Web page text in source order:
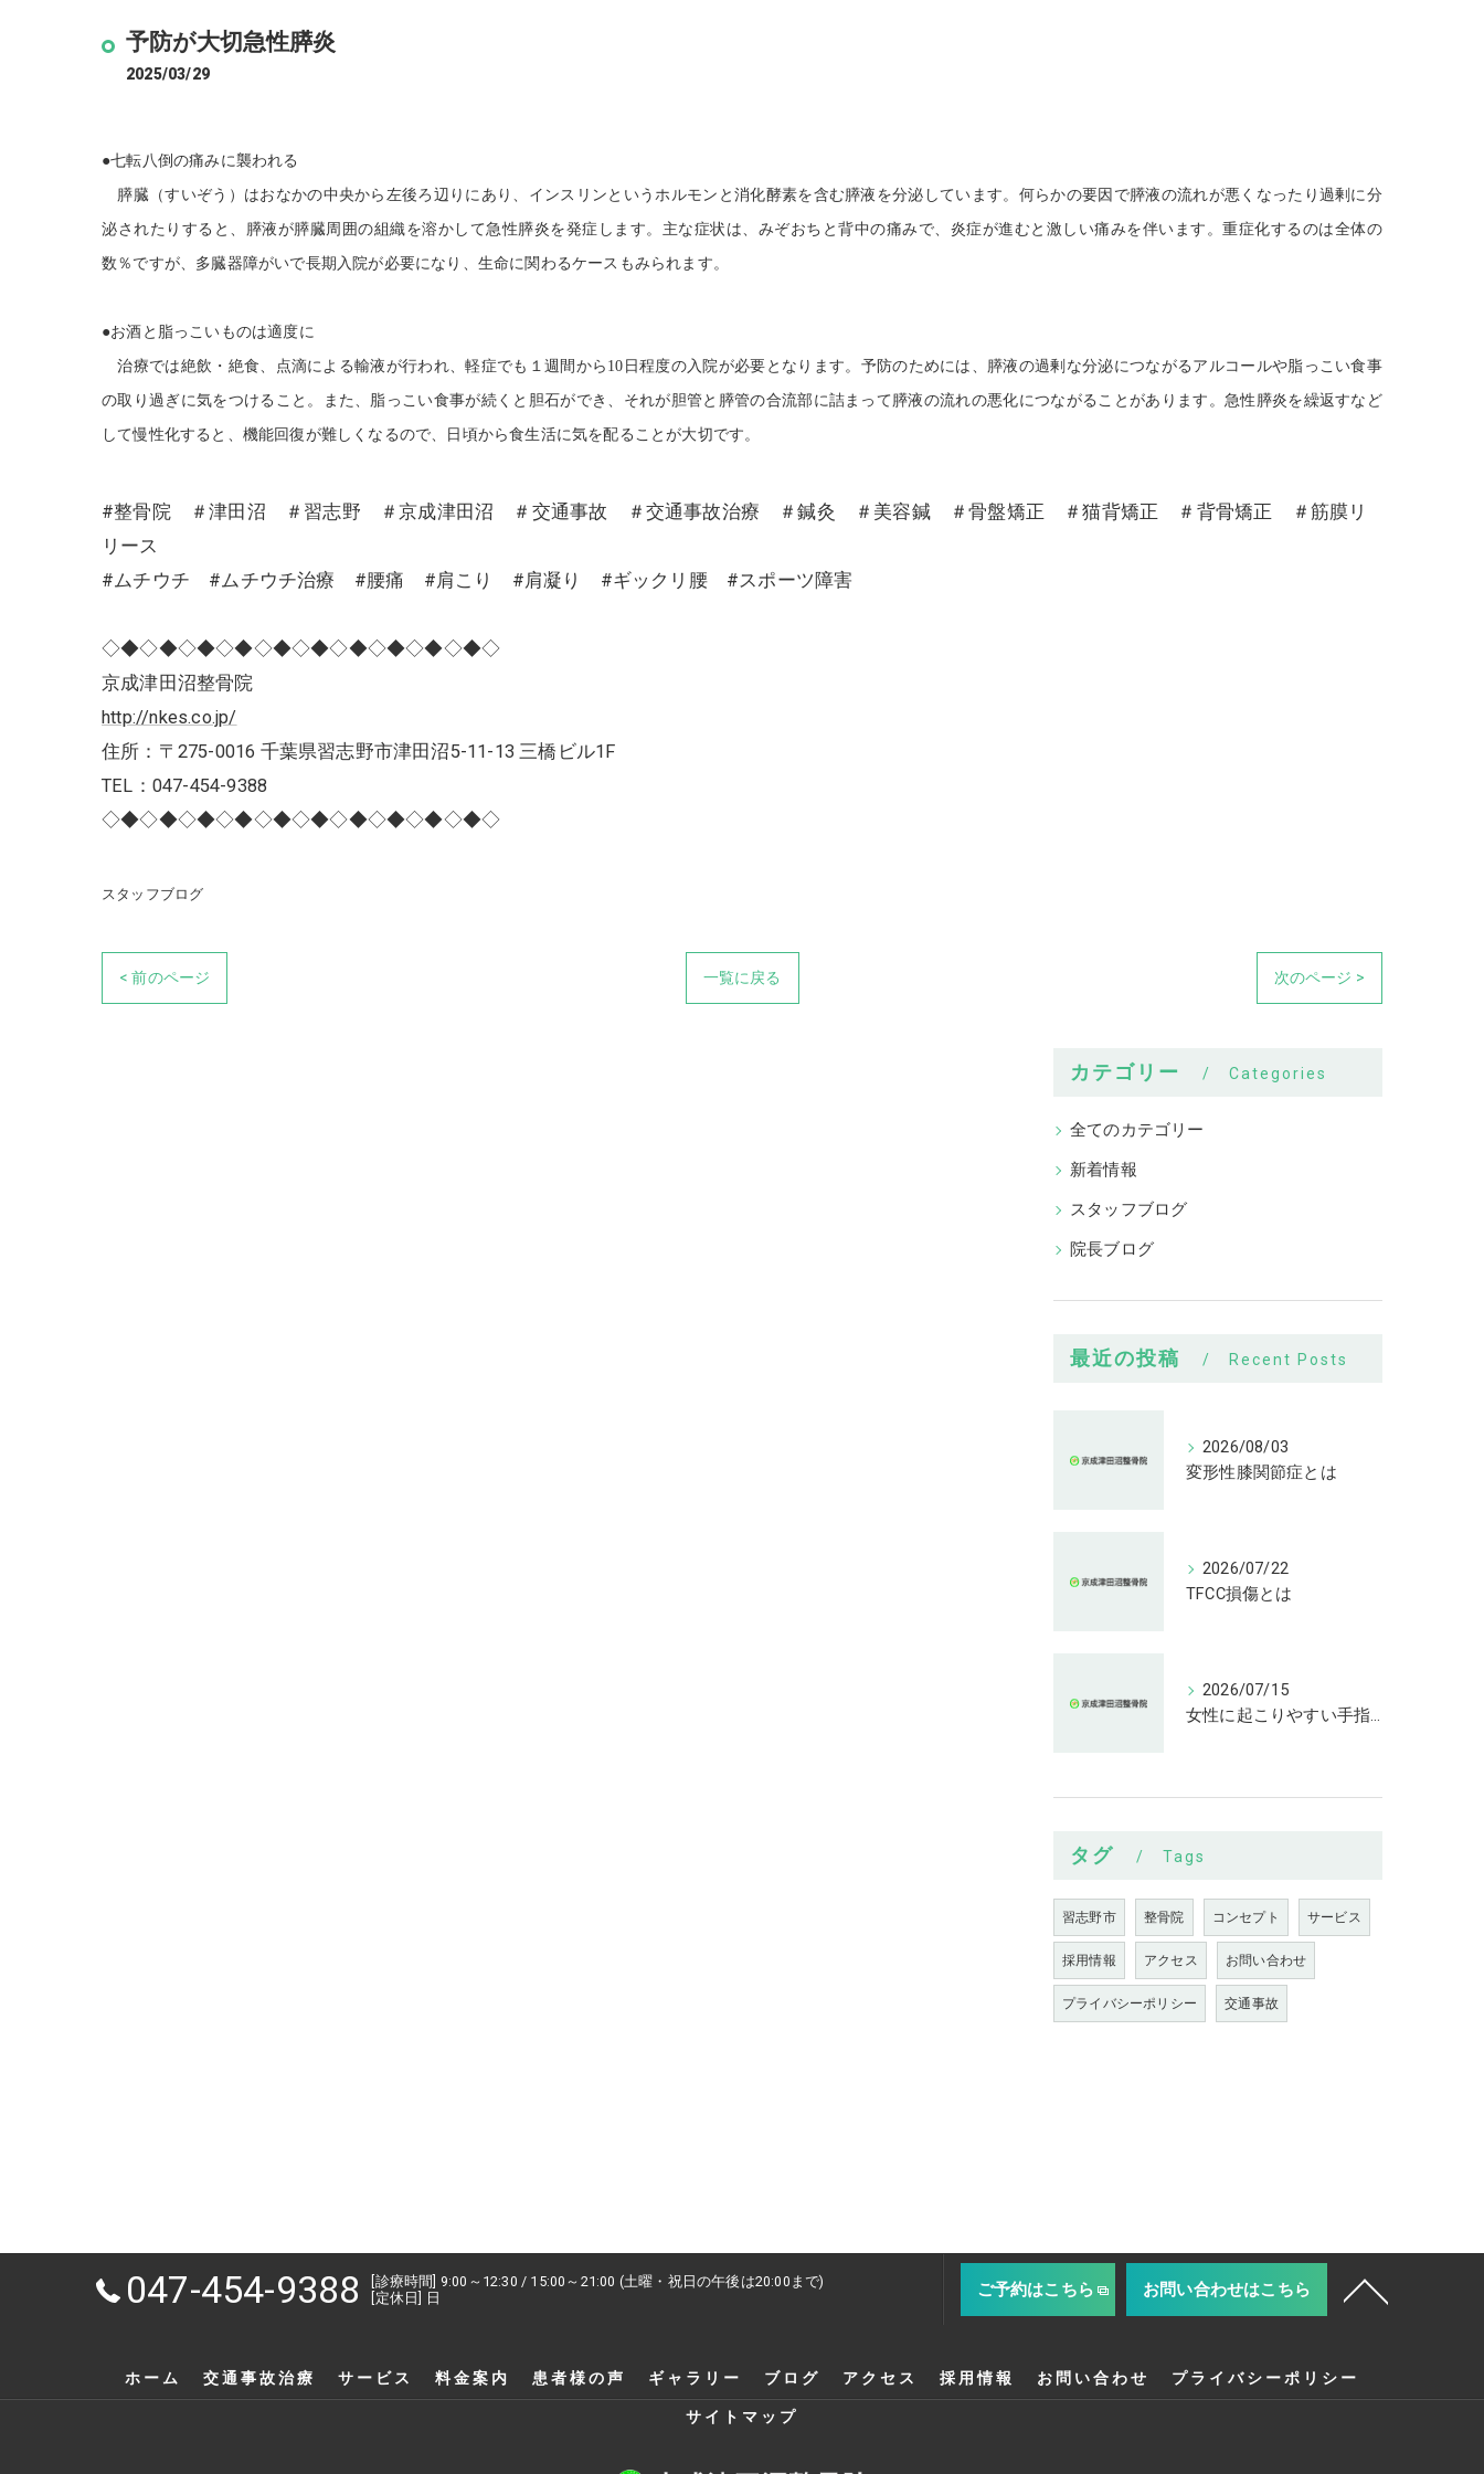
予防が大切急性膵炎
2025/03/29
●七転八倒の痛みに襲われる
膵臓（すいぞう）はおなかの中央から左後ろ辺りにあり、インスリンというホルモンと消化酵素を含む膵液を分泌しています。何らかの要因で膵液の流れが悪くなったり過剰に分
泌されたりすると、膵液が膵臓周囲の組織を溶かして急性膵炎を発症します。主な症状は、みぞおちと背中の痛みで、炎症が進むと激しい痛みを伴います。重症化するのは全体の
数％ですが、多臓器障がいで長期入院が必要になり、生命に関わるケースもみられます。
●お酒と脂っこいものは適度に
治療では絶飲・絶食、点滴による輸液が行われ、軽症でも１週間から 10 日程度の入院が必要となります。予防のためには、膵液の過剰な分泌につながるアルコールや脂っこい食事
の取り過ぎに気をつけること。また、脂っこい食事が続くと胆石ができ、それが胆管と膵管の合流部に詰まって膵液の流れの悪化につながることがあります。急性膵炎を繰返すなど
して慢性化すると、機能回復が難しくなるので、日頃から食生活に気を配ることが大切です。
#整骨院 ＃津田沼 ＃習志野 ＃京成津田沼 ＃交通事故 ＃交通事故治療 ＃鍼灸 ＃美容鍼 ＃骨盤矯正 ＃猫背矯正 ＃背骨矯正 ＃筋膜リ
リース
#ムチウチ #ムチウチ治療 #腰痛 #肩こり #肩凝り #ギックリ腰 #スポーツ障害
◇◆◇◆◇◆◇◆◇◆◇◆◇◆◇◆◇◆◇◆◇
京成津田沼整骨院
http://nkes.co.jp/
住所：〒275-0016 千葉県習志野市津田沼5-11-13 三橋ビル1F
TEL：047-454-9388
◇◆◇◆◇◆◇◆◇◆◇◆◇◆◇◆◇◆◇◆◇
スタッフブログ
< 前のページ 一覧に戻る 次のページ >
カテゴリー Categories
全てのカテゴリー
新着情報
スタッフブログ
院長ブログ
最近の投稿 Recent Posts
2026/08/03
変形性膝関節症とは
2026/07/22
TFCC損傷とは
2026/07/15
女性に起こりやすい手指の変形とは
タグ Tags
習志野市 整骨院 コンセプト サービス
採用情報 アクセス お問い合わせ
プライバシーポリシー 交通事故
047-454-9388
[診療時間] 9:00～12:30 / 15:00～21:00 (土曜・祝日の午後は20:00まで)
[定休日] 日
ご予約はこちら お問い合わせはこちら
ホーム 交通事故治療 サービス 料金案内 患者様の声 ギャラリー ブログ アクセス 採用情報 お問い合わせ プライバシーポリシー
サイトマップ